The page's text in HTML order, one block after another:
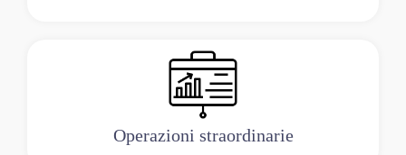
Operazioni straordinarie